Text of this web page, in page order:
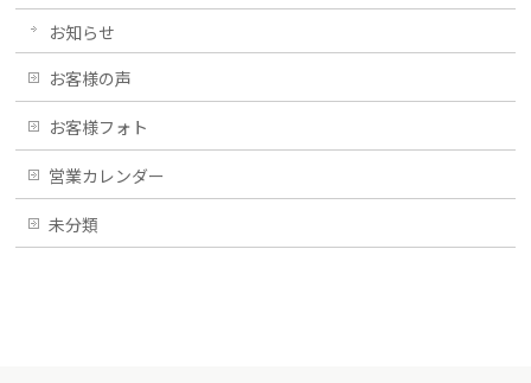
お知らせ
お客様の声
お客様フォト
営業カレンダー
未分類